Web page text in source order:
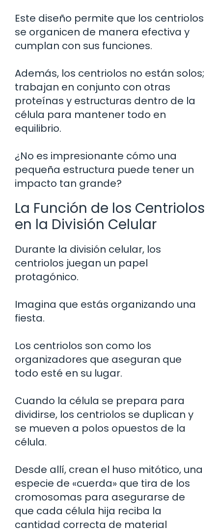
Este diseño permite que los centriolos
se organicen de manera efectiva y
cumplan con sus funciones.
Además, los centriolos no están solos;
trabajan en conjunto con otras
proteínas y estructuras dentro de la
célula para mantener todo en
equilibrio.
¿No es impresionante cómo una
pequeña estructura puede tener un
impacto tan grande?
La Función de los Centriolos
en la División Celular
Durante la división celular, los
centriolos juegan un papel
protagónico.
Imagina que estás organizando una
fiesta.
Los centriolos son como los
organizadores que aseguran que
todo esté en su lugar.
Cuando la célula se prepara para
dividirse, los centriolos se duplican y
se mueven a polos opuestos de la
célula.
Desde allí, crean el huso mitótico, una
especie de «cuerda» que tira de los
cromosomas para asegurarse de
que cada célula hija reciba la
cantidad correcta de material